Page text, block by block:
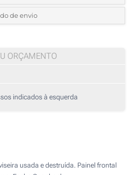
de envio
ORÇAMENTO
indicados à esquerda
usada e destruída. Painel frontal